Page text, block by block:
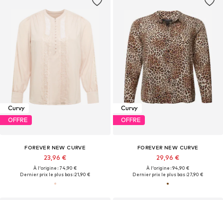
Curvy
OFFRE
FOREVER NEW CURVE
23,96 €
À l'origine : 74,90 €
Dernier prix le plus bas :21,90 €
Curvy
OFFRE
FOREVER NEW CURVE
29,96 €
À l'origine : 94,90 €
Dernier prix le plus bas :27,90 €